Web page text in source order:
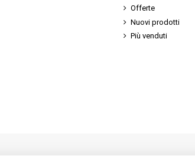
Offerte
Nuovi prodotti
Più venduti